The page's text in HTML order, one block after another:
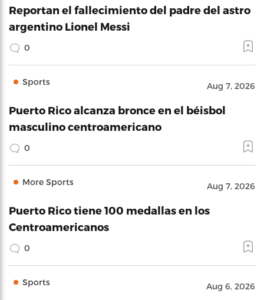
Reportan el fallecimiento del padre del astro
argentino Lionel Messi
0
Sports Aug 7, 2026
Puerto Rico alcanza bronce en el béisbol
masculino centroamericano
0
More Sports Aug 7, 2026
Puerto Rico tiene 100 medallas en los
Centroamericanos
0
Sports Aug 6, 2026